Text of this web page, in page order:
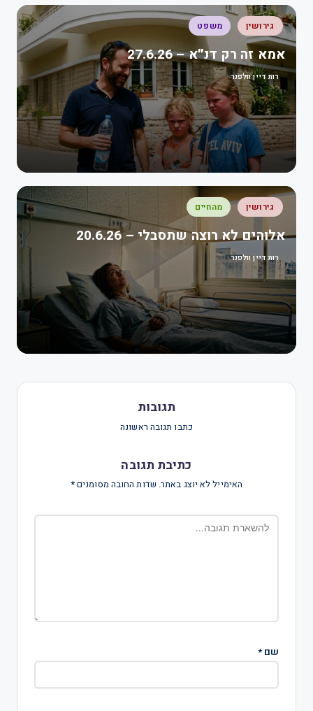
גירושין משפט
אמא זה רק דנ״א – 27.6.26
רות דיין וולפנר
גירושין מהחיים
אלוהים לא רוצה שתסבלי – 20.6.26
רות דיין וולפנר
תגובות
כתבו תגובה ראשונה
כתיבת תגובה
האימייל לא יוצג באתר. שדות החובה מסומנים*
שם*